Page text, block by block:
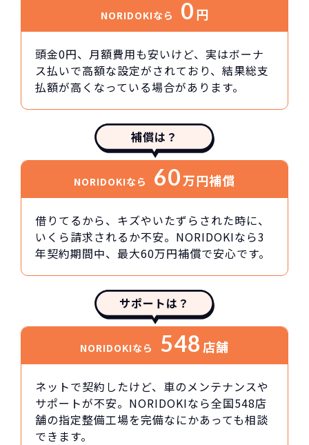
NORIDOKIなら 0円
頭金0円、月額費用も安いけど、実はボーナ
ス払いで高額な設定がされており、結果総支
払額が高くなっている場合があります。
補償は？
NORIDOKIなら 60万円補償
借りてるから、キズやいたずらされた時に、
いくら請求されるか不安。NORIDOKIなら3
年契約期間中、最大60万円補償で安心です。
サポートは？
NORIDOKIなら 548 店舗
ネットで契約したけど、車のメンテナンスや
サポートが不安。NORIDOKIなら全国548店
舗の指定整備工場を完備なにかあっても相談
できます。